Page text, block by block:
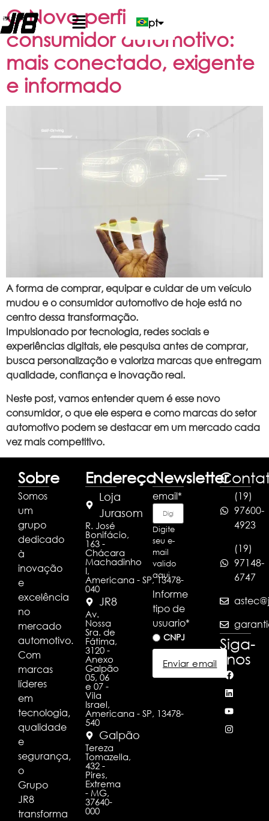
pt
O Novo perfil do
consumidor automotivo:
mais conectado, exigente
e informado
A forma de comprar, equipar e cuidar de um veículo
mudou e o consumidor automotivo de hoje está no
centro dessa transformação.
Impulsionado por tecnologia, redes sociais e
experiências digitais, ele pesquisa antes de comprar,
busca personalização e valoriza marcas que entregam
qualidade, confiança e inovação real.
Neste post, vamos entender quem é esse novo
consumidor, o que ele espera e como marcas do setor
automotivo podem se destacar em um mercado cada
vez mais competitivo.
Sobre
Somos
um
grupo
dedicado
à
inovação
e
excelência
no
mercado
automotivo.
Com
marcas
líderes
em
tecnologia,
qualidade
e
segurança,
o
Grupo
JR8
transforma
Endereço
Loja
Jurasom
R. José
Bonifácio,
163 -
Chácara
Machadinho
I,
Americana - SP, 13478-
040
JR8
Av.
Nossa
Sra. de
Fátima,
3120 -
Anexo
Galpão
05, 06
e 07 -
Vila
Israel,
Americana - SP, 13478-
540
Galpão
Tereza
Tomazella,
432 -
Pires,
Extrema
- MG,
37640-
000
Newsletter
email*
Digite
seu e-
mail
valido
aqui
Informe
tipo de
usuario*
CNPJ
Enviar email
(19)
97600-
4923
(19)
97148-
6747
Siga-
nos